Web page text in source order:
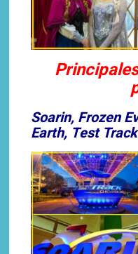
Soarin, Frozen
Earth, Test Track